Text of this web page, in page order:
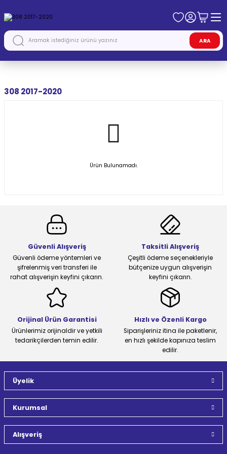
ARA
308 2017-2020
Ürün Bulunamadı.
Güvenli Alışveriş
Güvenli ödeme yöntemleri ve
şifrelenmiş veri transferi ile
rahat alışverişin keyfini çıkarın.
Taksitli Alışveriş
Çeşitli ödeme seçenekleriyle
bütçenize uygun alışverişin
keyfini çıkarın.
Orijinal Ürün Garantisi
Ürünlerimiz orijinaldir ve yetkili
tedarikçilerden temin edilir.
Hızlı ve Özenli Kargo
Siparişleriniz itina ile paketlenir,
en hızlı şekilde kapınıza teslim
edilir.
Üyelik
Kurumsal
Alışveriş